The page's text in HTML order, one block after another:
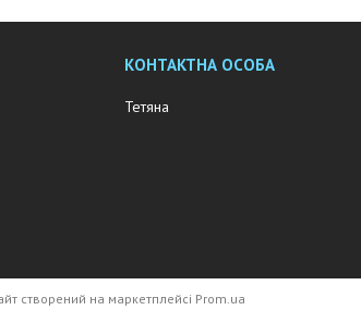
Тетяна
створений на маркетплейсі Prom.ua